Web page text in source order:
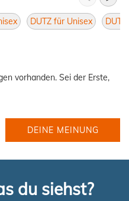
DUTZ für Unisex
vorhanden. Sei der Erste,
DEINE MEINUNG
du siehst?